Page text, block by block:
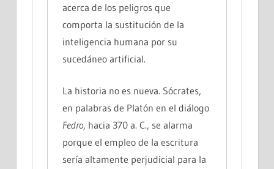
acerca de los peligros que
comporta la sustitución de la
inteligencia humana por su
sucedáneo artificial.
La historia no es nueva. Sócrates,
en palabras de Platón en el diálogo
Fedro, hacia 370 a. C., se alarma
porque el empleo de la escritura
sería altamente perjudicial para la